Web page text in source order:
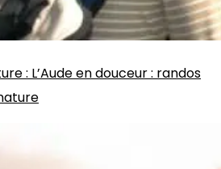
: L’Aude en douceur : randos